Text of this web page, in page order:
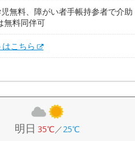
無料、障がい者手帳持参者で介助
無料同伴可
こちら
明日 35℃／25℃